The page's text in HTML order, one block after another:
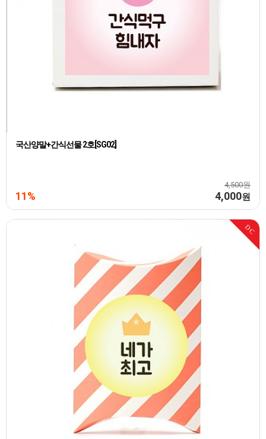
국산양말+간식선물 2호[SG02]
4,500원
11% 4,000원
DC